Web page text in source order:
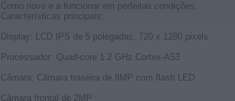
Como novo e a funcionar em perfeitas condições.
Características principais:
Display: LCD IPS de 5 polegadas, 720 x 1280 pixels
Processador: Quad-core 1.2 GHz Cortex-A53
Câmara: Câmara traseira de 8MP com flash LED
Câmara frontal de 2MP